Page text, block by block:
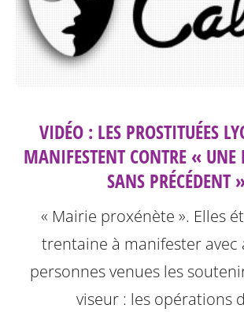
VIDÉO : LES PROSTITUÉES
MANIFESTENT CONTRE « UNE
SANS PRÉCÉDENT
« Mairie proxénète ». Elles
trentaine à manifester avec
personnes venues les
viseur : les opérations